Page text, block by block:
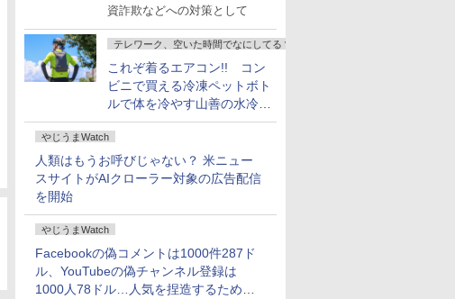
資詐欺などへの対策として
テレワーク、空いた時間でなにしてる？
これぞ着るエアコン!! コン
ビニで買える冷凍ペットボト
ルで体を冷やす山善の水冷ベ
ストがロードバイクにちょう
どいい【ぼっち・ざ・ろー
ど！その14】
やじうまWatch
人類はもうお呼びじゃない？ 米ニュー
スサイトがAIクローラー対象の広告配信
を開始
やじうまWatch
Facebookの偽コメントは1000件287ド
ル、YouTubeの偽チャンネル登録は
1000人78ドル…人気を捏造するための